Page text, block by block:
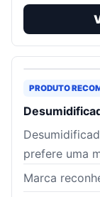
PRODUTO
prefere uma
Marca